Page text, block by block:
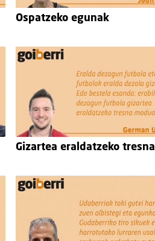
Ospatzeko egunak
Gizartea eraldatzeko tresna